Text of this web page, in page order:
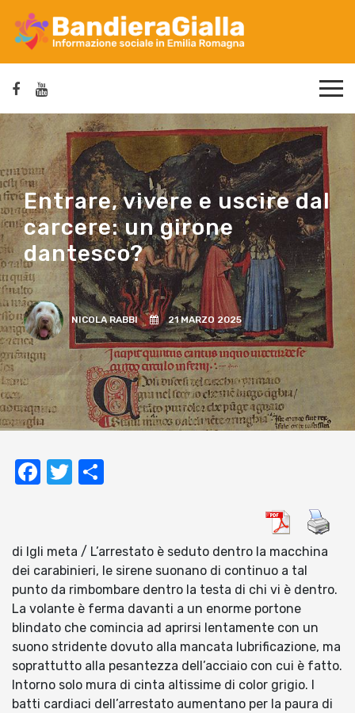
Entrare, vivere e uscire dal
carcere: un girone
dantesco?
NICOLA RABBI 21 MARZO 2025
Facebook
Twitter
di Igli meta / L’arrestato è seduto dentro la macchina
dei carabinieri, le sirene suonano di continuo a tal
punto da rimbombare dentro la testa di chi vi è dentro.
La volante è ferma davanti a un enorme portone
blindato che comincia ad aprirsi lentamente con un
suono stridente dovuto alla mancata lubrificazione, ma
soprattutto alla pesantezza dell’acciaio con cui è fatto.
Intorno solo mura di cinta altissime di color grigio. I
batti cardiaci dell’arrestato aumentano per la paura di